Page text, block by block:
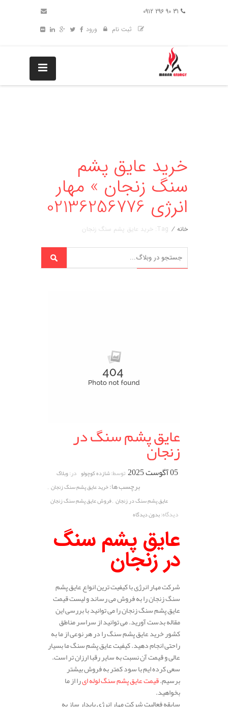
ثبت نام
ورود
خرید عایق پشم
سنگ زنجان » مهار
انرژی 02136256776
خانه / Tag: خرید عایق پشم سنگ زنجان
عایق پشم سنگ در
زنجان
05 آگوست 2025 توسط:شازده کوچولو در:وبلاگ
برچسب ها:خرید عایق پشم سنگ زنجان ,
عایق پشم سنگ در زنجان ,فروش عایق پشم سنگ زنجان
دیدگاه:بدون دیدگاه
عایق پشم سنگ
در زنجان
شرکت مهار انرژی با کیفیت ترین انواع عایق پشم
سنگ زنجان را به فروش می رساند و لیست قیمت
عایق پشم سنگ زنجان را می توانید با بررسی این
مقاله بدست آورید. می توانید از سراسر مناطق
کشور خرید عایق پشم سنگ را در هر نوعی از ما به
راحتی انجام دهید. کیفیت عایق پشم سنگ ما بسیار
عالی و قیمت آن نسبت به سایر رقبا ارزان تر است.
سعی کرده ایم با سود کمتر به فروش بیشتر
برسیم.قیمت عایق پشم سنگ لوله ایرا از ما
بخواهید.
سابقه فعالیت شرکت مهار انرژی پایدار ساز به